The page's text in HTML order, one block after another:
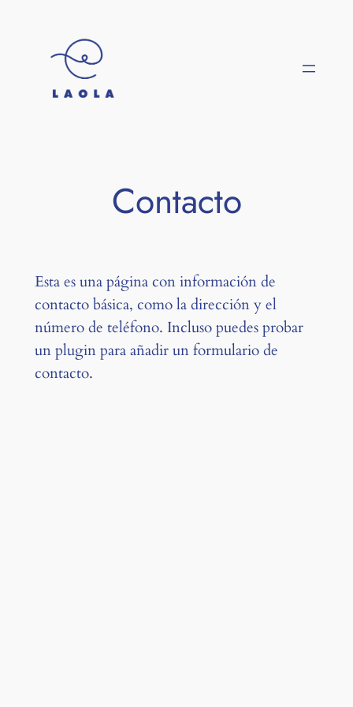
contenido
Contacto
Esta es una página con información de
contacto básica, como la dirección y el
número de teléfono. Incluso puedes probar
un plugin para añadir un formulario de
contacto.